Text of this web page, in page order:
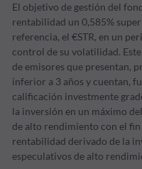
El objetivo de gestión del
rentabilidad un 0,585%
referencia, el €STR, en un
control de su volatilidad.
de emisores que presentan,
inferior a 3 años y cuentan,
calificación investmente
la inversión en un máximo
de alto rendimiento con el
rentabilidad derivado de la
especulativos de alto